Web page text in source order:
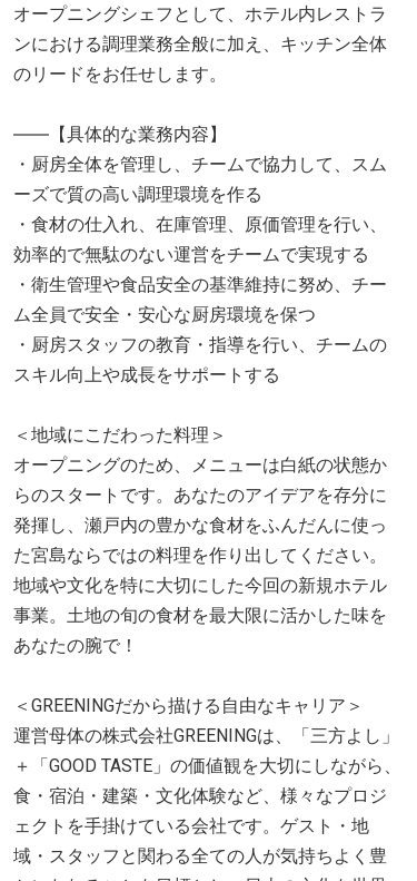
オープニングシェフとして、ホテル内レストラ
ンにおける調理業務全般に加え、キッチン全体
のリードをお任せします。
――【具体的な業務内容】
・厨房全体を管理し、チームで協力して、スム
ーズで質の高い調理環境を作る
・食材の仕入れ、在庫管理、原価管理を行い、
効率的で無駄のない運営をチームで実現する
・衛生管理や食品安全の基準維持に努め、チー
ム全員で安全・安心な厨房環境を保つ
・厨房スタッフの教育・指導を行い、チームの
スキル向上や成長をサポートする
＜地域にこだわった料理＞
オープニングのため、メニューは白紙の状態か
らのスタートです。あなたのアイデアを存分に
発揮し、瀬戸内の豊かな食材をふんだんに使っ
た宮島ならではの料理を作り出してください。
地域や文化を特に大切にした今回の新規ホテル
事業。土地の旬の食材を最大限に活かした味を
あなたの腕で！
＜GREENINGだから描ける自由なキャリア＞
運営母体の株式会社GREENINGは、「三方よし」
＋「GOOD TASTE」の価値観を大切にしながら、
食・宿泊・建築・文化体験など、様々なプロジ
ェクトを手掛けている会社です。ゲスト・地
域・スタッフと関わる全ての人が気持ちよく豊